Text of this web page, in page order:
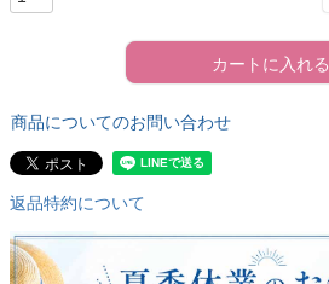
カートに入れる
商品についてのお問い合わせ
返品特約について